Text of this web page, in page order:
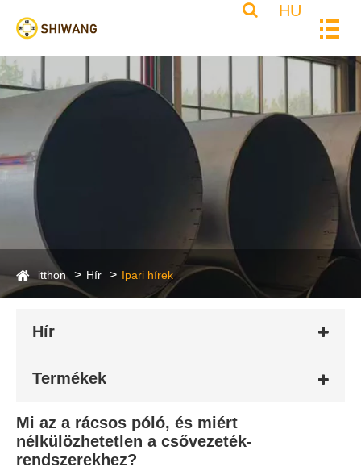
HU
itthon Hír Ipari hírek
Hír
Termékek
Mi az a rácsos póló, és miért
nélkülözhetetlen a csővezeték-
rendszerekhez?